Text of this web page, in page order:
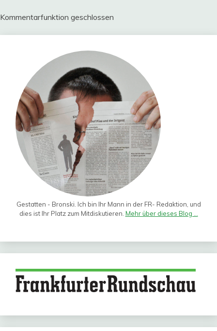
Kommentarfunktion geschlossen
Gestatten - Bronski. Ich bin Ihr Mann in der FR- Redaktion, und
dies ist Ihr Platz zum Mitdiskutieren. Mehr über dieses Blog ...